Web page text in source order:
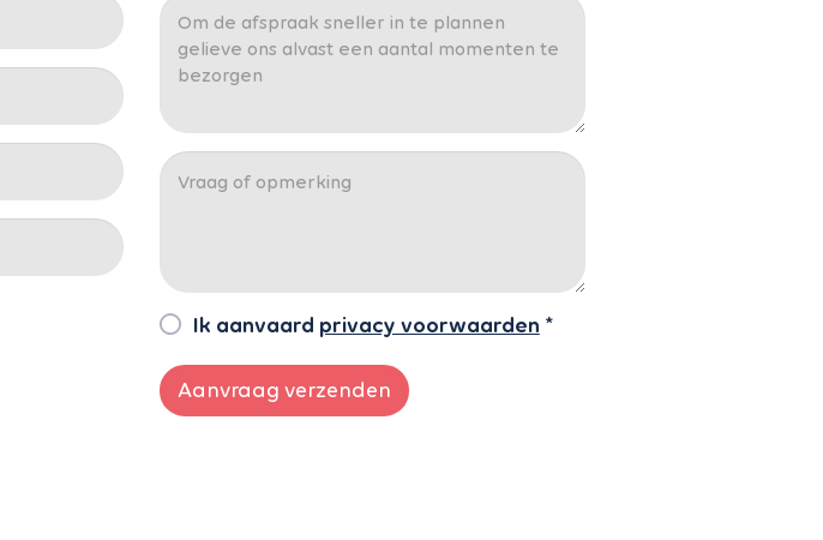
Ik aanvaard privacy voorwaarden *
Aanvraag verzenden